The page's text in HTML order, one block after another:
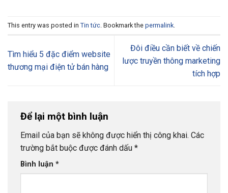
This entry was posted in Tin tức . Bookmark the permalink
Tìm hiểu 5 đặc điểm website
thương mại điện tử bán hàng
Đôi điều cần biết về chiến
lược truyền thông marketing
tích hợp
Để lại một bình luận
Email của bạn sẽ không được hiển thị công khai. Các
trường bắt buộc được đánh dấu *
Bình luận *